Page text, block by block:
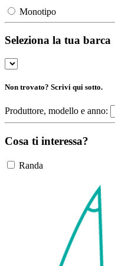
Monotipo
Seleziona la tua barca
Non trovato? Scrivi qui sotto.
Produttore, modello e anno:
Cosa ti interessa?
Randa